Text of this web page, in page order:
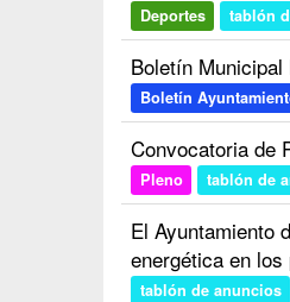
Deportes tablón
Boletín Municipal
Boletín
Convocatoria de
Pleno tablón de
El Ayuntamiento
energética en
tablón de anuncios